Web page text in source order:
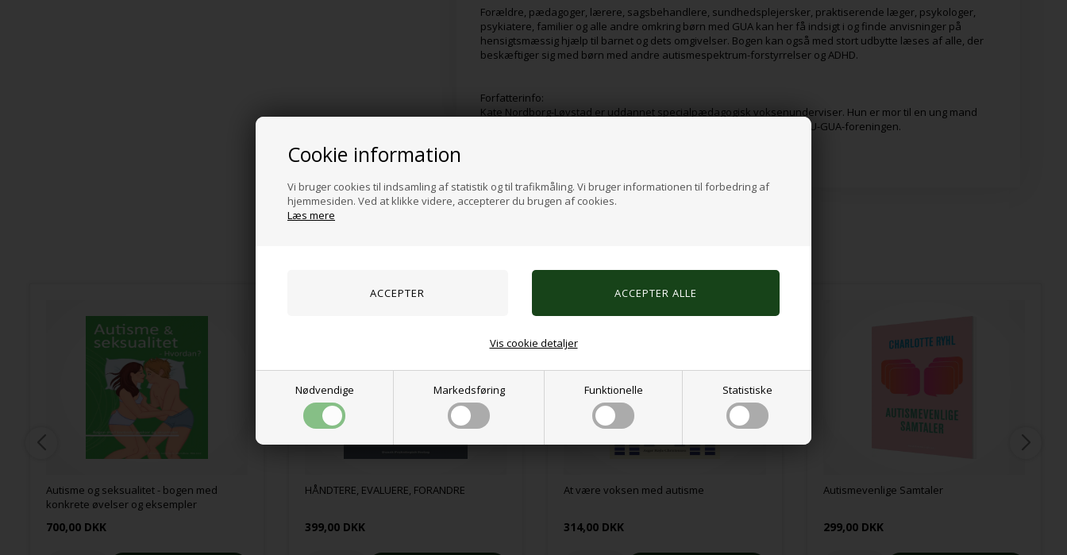
Cookie information
Vi bruger cookies til indsamling af statistik og til trafikmåling. Vi bruger informationen til forbedring af
hjemmesiden. Ved at klikke videre, accepterer du brugen af cookies.
Læs mere
Nødvendige Markedsføring Funktionelle Statistiske
Vis cookie detaljer
Forældre, pædagoger, lærere, sagsbehandlere, sundhedsplejersker, praktiserende læger, psykologer,
psykiatere, familier og alle andre omkring børn med GUA kan her få indsigt i og finde anvisninger på
hensigtsmæssig hjælp til barnet og dets omgivelser. Bogen kan også med stort udbytte læses af alle, der
beskæftiger sig med børn med andre autismespektrum-forstyrrelser og ADHD.
Forfatterinfo:
Kate Nordborg-Løvstad er uddannet specialpædagogisk voksenunderviser. Hun er mor til en ung mand
med GUA og arbejder som udviklingskonsulent og daglig leder af GUU-GUA-foreningen.
Autisme og seksualitet - bogen med
konkrete øvelser og eksempler
700,00 DKK
HÅNDTERE, EVALUERE, FORANDRE
399,00 DKK
At være voksen med autisme
314,00 DKK
Autismevenlige Samtaler
299,00 DKK